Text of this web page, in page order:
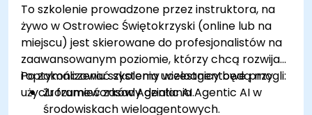
To szkolenie prowadzone przez instruktora, na
żywo w Ostrowiec Świętokrzyski (online lub na
miejscu) jest skierowane do profesjonalistów na
zaawansowanym poziomie, którzy chcą rozwijać
i optymalizować systemy wieloagentowe przy
użyciu frameworków Agentic AI.
Po zakończeniu szkolenia uczestnicy będą mogli:
Zrozumieć zasady działania Agentic AI w
środowiskach wieloagentowych.